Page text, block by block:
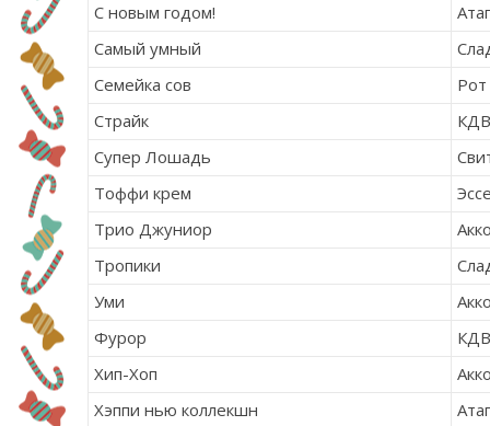
С новым годом!
Атаг
Самый умный
Семейка сов
Страйк
КДВ
Супер Лошадь
Тоффи крем
Трио Джуниор
Тропики
Уми
Фурор
КДВ
Хип-Хоп
Хэппи нью коллекшн
Атаг